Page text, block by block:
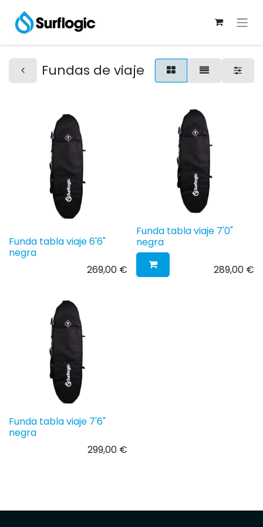
Fundas de viaje
Funda tabla viaje 6'6"
negra
269,00€
Funda tabla viaje 7'0"
negra
289,00 €
Funda tabla viaje 7'6"
negra
299,00€